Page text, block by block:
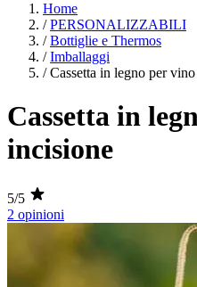
Home
/ PERSONALIZZABILI
/ Bottiglie e Thermos
/ Imballaggi
/ Cassetta in legno per
Cassetta in
incisione
5/5
2 opinioni